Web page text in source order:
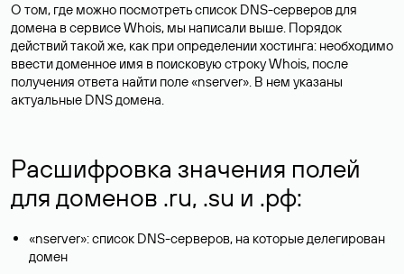
О том, где можно посмотреть список DNS-серверов для
домена в сервисе Whois, мы написали выше. Порядок
действий такой же, как при определении хостинга: необходимо
ввести доменное имя в поисковую строку Whois, после
получения ответа найти поле «nserver». В нем указаны
актуальные DNS домена.
Расшифровка значения полей
для доменов .ru, .su и .рф:
«nserver»: список DNS-серверов, на которые делегирован
домен